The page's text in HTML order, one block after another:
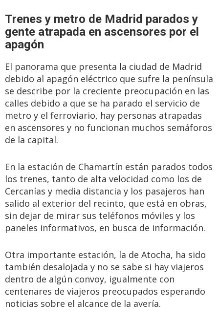
Trenes y metro de Madrid parados y
gente atrapada en ascensores por el
apagón
El panorama que presenta la ciudad de Madrid
debido al apagón eléctrico que sufre la península
se describe por la creciente preocupación en las
calles debido a que se ha parado el servicio de
metro y el ferroviario, hay personas atrapadas
en ascensores y no funcionan muchos semáforos
de la capital.
En la estación de Chamartín están parados todos
los trenes, tanto de alta velocidad como los de
Cercanías y media distancia y los pasajeros han
salido al exterior del recinto, que está en obras,
sin dejar de mirar sus teléfonos móviles y los
paneles informativos, en busca de información.
Otra importante estación, la de Atocha, ha sido
también desalojada y no se sabe si hay viajeros
dentro de algún convoy, igualmente con
centenares de viajeros preocupados esperando
noticias sobre el alcance de la avería.